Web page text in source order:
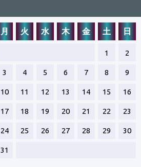
月 火 水 木 金 土 日
1 2
3 4 5 6 7 8 9
10 11 12 13 14 15 16
17 18 19 20 21 22 23
24 25 26 27 28 29 30
31